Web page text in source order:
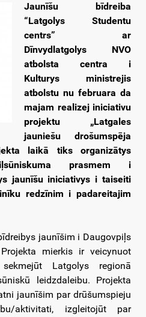
Jaunīšu bīdreiba
“Latgolys Studentu
centrs” ar
Dīnvydlatgolys NVO
atbolsta centra i
Kulturys ministrejis
atbolstu nu februara da
majam realizej iniciativu
projektu „Latgales
jauniešu drošumspēja
laikā tiks organizātys
prasmem i
jaunīšu iniciativys i taiseiti
redzīnim i padareitajim
jaunīšim i Daugovpiļs
mierkis ir veicynuot
Latgolys regionā
leidzdaleibu. Projekta
jaunīšim par drūšumspieju
aktivitati, izgleitojūt par